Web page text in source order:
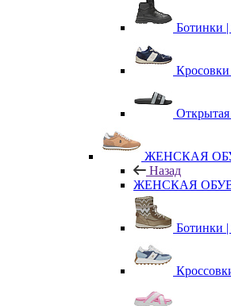
Ботинки
Открытая
ЖЕНСКАЯ
Назад
ЖЕНСКАЯ
Ботинки